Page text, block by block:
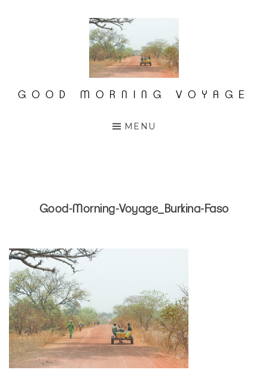
GOOD MORNING VOYAGE
MENU
Good-Morning-Voyage_Burkina-Faso